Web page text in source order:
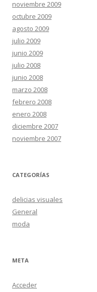
noviembre 2009
octubre 2009
agosto 2009
julio 2009
junio 2009
julio 2008
junio 2008
marzo 2008
febrero 2008
enero 2008
diciembre 2007
noviembre 2007
CATEGORÍAS
delicias visuales
General
moda
META
Acceder